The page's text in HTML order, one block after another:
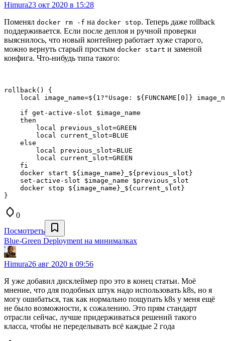
Himura23 окт 2020 в 15:28
Поменял docker rm -f на docker stop. Теперь даже rollback
поддерживается. Если после деплоя и ручной проверки
выяснилось, что новый контейнер работает хуже старого,
можно вернуть старый простым docker start и заменой
конфига. Что-нибудь типа такого:
rollback() {
local image_name=${1?"Usage: ${FUNCNAME[0]}
    if get-active-slot $image_name
    then
        local previous_slot=GREEN
        local current_slot=BLUE
    else
        local previous_slot=BLUE
        local current_slot=GREEN
    fi
    docker start ${image_name}_${previous_slot}
    set-active-slot $image_name $previous_slot
    docker stop ${image_name}_${current_slot}
}
0
Посмотреть
Blue-Green Deployment на минималках
Himura26 авг 2020 в 09:56
Я уже добавил дисклеймер про это в конец статьи. Моё
мнение, что для подобных штук надо использовать k8s, но я
могу ошибаться, так как нормально пощупать k8s у меня ещё
не было возможности, к сожалению. Это прям стандарт
отрасли сейчас, лучше придерживаться решений такого
класса, чтобы не переделывать всё каждые 2 года